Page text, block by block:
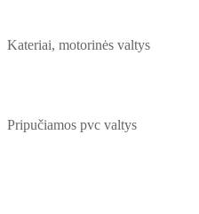
Kateriai, motorinės valtys
Pripučiamos pvc valtys